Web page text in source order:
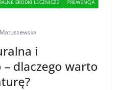
ŚRODKI LECZNICZE
PREWENCJA
i
– dlaczego warto